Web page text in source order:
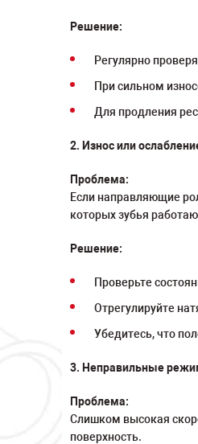
Решение:
Регулярно
При сильном
Для продления
2. Износ или
Проблема:
Если направляющие
которых зубья
Решение:
Проверьте
Отрегулируйте
Убедитесь, что
3. Неправильные
Проблема:
Слишком высокая
поверхность.